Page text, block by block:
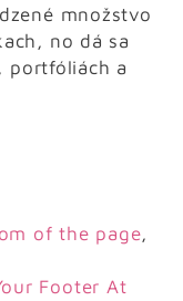
množstvo
no dá sa
portfóliách a
of the page,
Footer At